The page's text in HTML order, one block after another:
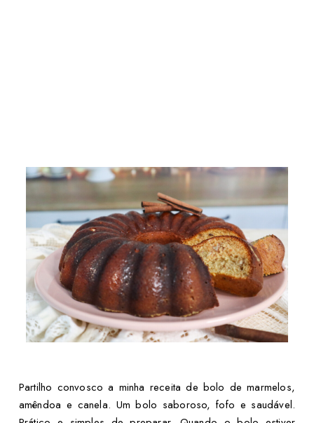
Partilho convosco a minha receita de bolo de marmelos,
amêndoa e canela. Um bolo saboroso, fofo e saudável.